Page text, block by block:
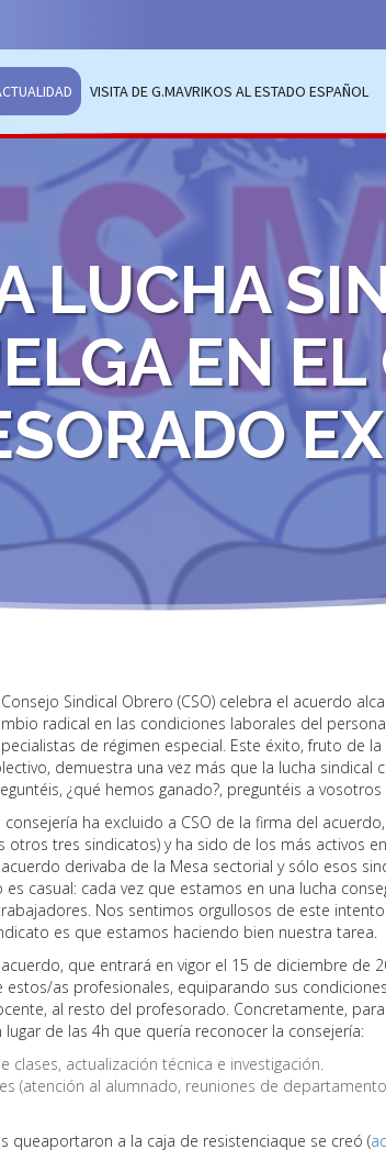
VISITA DE G.MAVRIKOS AL ESTADO ESPAÑOL
LUCHA
EN
Consejo Sindical Obrero (CSO) celebra el acuerdo
radical en las condiciones laborales del
de régimen especial. Este éxito, fruto de
demuestra una vez más que la lucha
¿qué hemos ganado?, preguntéis a
consejería ha excluido a CSO de la firma del
otros tres sindicatos) y ha sido de los más activos
derivaba de la Mesa sectorial y sólo esos
es casual: cada vez que estamos en una lucha
Nos sentimos orgullosos de este
es que estamos haciendo bien nuestra tarea.
acuerdo, que entrará en vigor el 15 de diciembre de
estos/as profesionales, equiparando sus
al resto del profesorado. Concretamente,
lugar de las 4h que quería reconocer la consejería:
actualización técnica e investigación.
(atención al alumnado, reuniones de
queaportaron a la caja de resistenciaque se creó (